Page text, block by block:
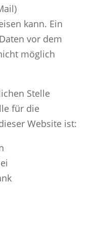
kann. Ein
vor dem
möglich
Stelle
für die
Website ist: